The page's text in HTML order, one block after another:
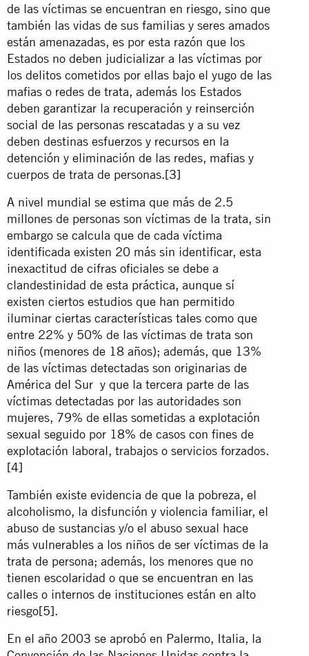
de las víctimas se encuentran en riesgo, sino que
también las vidas de sus familias y seres amados
están amenazadas, es por esta razón que los
Estados no deben judicializar a las víctimas por
los delitos cometidos por ellas bajo el yugo de las
mafias o redes de trata, además los Estados
deben garantizar la recuperación y reinserción
social de las personas rescatadas y a su vez
deben destinas esfuerzos y recursos en la
detención y eliminación de las redes, mafias y
cuerpos de trata de personas.[3]
A nivel mundial se estima que más de 2.5
millones de personas son víctimas de la trata, sin
embargo se calcula que de cada víctima
identificada existen 20 más sin identificar, esta
inexactitud de cifras oficiales se debe a
clandestinidad de esta práctica, aunque sí
existen ciertos estudios que han permitido
iluminar ciertas características tales como que
entre 22% y 50% de las víctimas de trata son
niños (menores de 18 años); además, que 13%
de las víctimas detectadas son originarias de
América del Sur y que la tercera parte de las
víctimas detectadas por las autoridades son
mujeres, 79% de ellas sometidas a explotación
sexual seguido por 18% de casos con fines de
explotación laboral, trabajos o servicios forzados.
[4]
También existe evidencia de que la pobreza, el
alcoholismo, la disfunción y violencia familiar, el
abuso de sustancias y/o el abuso sexual hace
más vulnerables a los niños de ser víctimas de la
trata de persona; además, los menores que no
tienen escolaridad o que se encuentran en las
calles o internos de instituciones están en alto
riesgo[5].
En el año 2003 se aprobó en Palermo, Italia, la